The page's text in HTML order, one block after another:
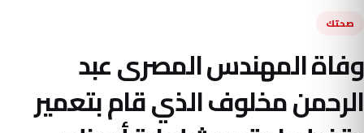
صحتك
وفاة المهندس المصرى عبد
الرحمن مخلوف الذي قام بتعمير